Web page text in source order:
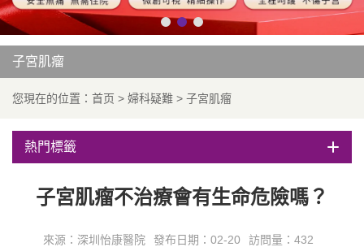
子宮肌瘤
您現在的位置： 首页 > 婦科疑難 > 子宮肌瘤
熱門標籤
子宮肌瘤不治療會有生命危險嗎？
來源：深圳怡康醫院 發布日期：02-20 訪問量：432